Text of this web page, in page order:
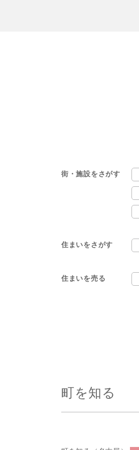
街・施設をさがす
住まいをさがす
住まいを売る
町を知る